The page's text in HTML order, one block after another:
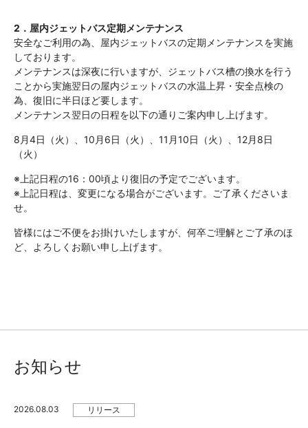
2． 屋内ジェットバス定期メンテナンス
安全なご利用の為、屋内ジェットバスの定期メンテナンスを実施
しております。
メンテナンスは深夜に行いますが、ジェットバス槽の換水を行う
ことから実施翌日の屋内ジェットバスの水温上昇・安全点検の
為、復旧に半日ほど要します。
メンテナンス翌日の日程を以下の通りご案内申し上げます。
8月4日（火）、10月6日（火）、11月10日（火）、12月8日
（火）
※上記日程の16：00頃より復旧の予定でございます。
※上記日程は、変更になる場合がございます。ご了承くださいま
せ。
皆様にはご不便をお掛けいたしますが、何卒ご理解とご了承のほ
ど、よろしくお願い申し上げます。
お知らせ
2026.08.03 リリース